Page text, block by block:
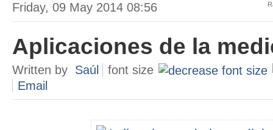
Friday, 09 May 2014 08:56
Aplicaciones de la
Written by Saúl
font size
Email